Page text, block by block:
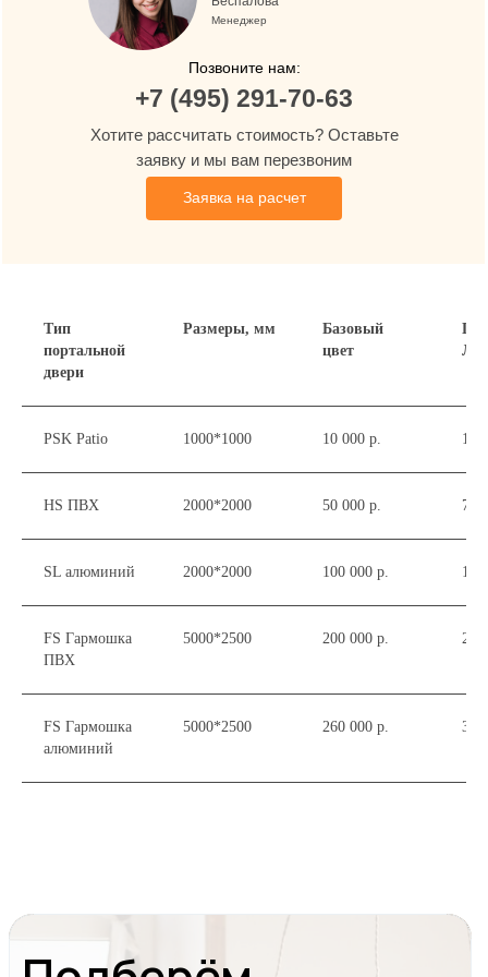
Менеджер
Позвоните нам:
+7 (495) 291-70-63
Хотите рассчитать стоимость? Оставьте
заявку и мы вам перезвоним
Заявка на расчет
Тип
портальной
двери
Размеры, мм
Базовый
цвет
PSK Patio 1000*1000 10 000 р. 15
HS ПВХ 2000*2000 50 000 р. 70
SL алюминий 2000*2000 100 000 р.
FS Гармошка
ПВХ
5000*2500 200 000 р.
FS Гармошка
алюминий
5000*2500 260 000 р.
Приходите к нам в гости
Пожалуйста, перед визитом предупредите
нас о посещении